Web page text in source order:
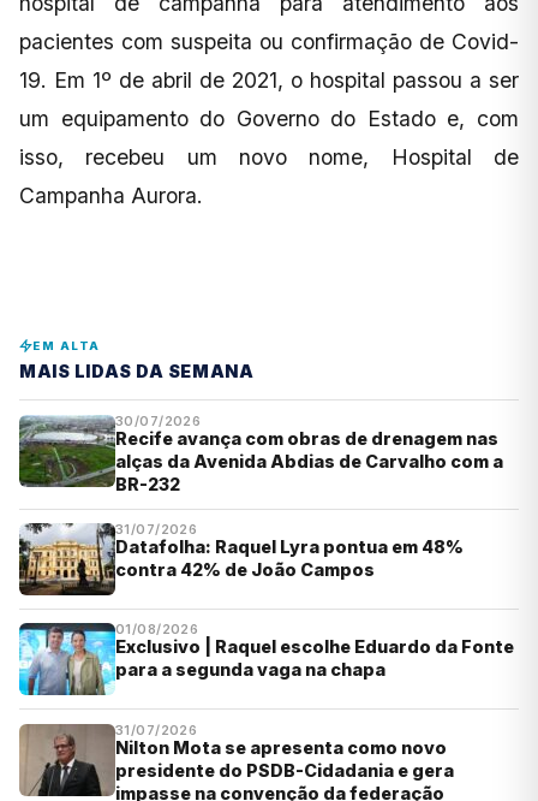
pacientes com suspeita ou confirmação de Covid-
19. Em 1º de abril de 2021, o hospital passou a ser
um equipamento do Governo do Estado e, com
isso, recebeu um novo nome, Hospital de
Campanha Aurora.
EM ALTA
MAIS LIDAS DA SEMANA
30/07/2026
Recife avança com obras de drenagem nas
alças da Avenida Abdias de Carvalho com a
BR-232
31/07/2026
Datafolha: Raquel Lyra pontua em 48%
contra 42% de João Campos
01/08/2026
Exclusivo | Raquel escolhe Eduardo da Fonte
para a segunda vaga na chapa
31/07/2026
Nilton Mota se apresenta como novo
presidente do PSDB-Cidadania e gera
impasse na convenção da federação